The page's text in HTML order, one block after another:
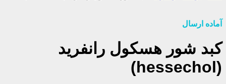
آماده ارسال
کبد شور هسکول رانفرید
(hessechol)